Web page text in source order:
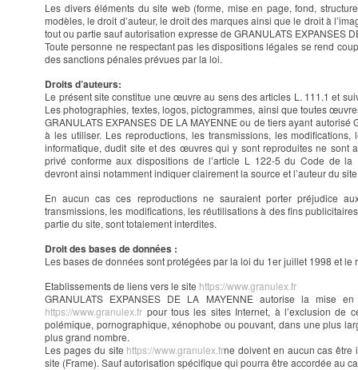
Les divers éléments du site web (forme, mise en page, fond,
modèles, le droit d’auteur, le droit des marques ainsi que le droit à
tout ou partie sauf autorisation expresse de GRANULATS EXPANSES
Toute personne ne respectant pas les dispositions légales se rend
des sanctions pénales prévues par la loi.
Droits d’auteurs:
Le présent site constitue une œuvre au sens des articles L. 111.1 et
Les photographies, textes, logos, pictogrammes, ainsi que toutes
GRANULATS EXPANSES DE LA MAYENNE ou de tiers ayant autorisé
à les utiliser. Les reproductions, les transmissions, les
informatique, dudit site et des œuvres qui y sont reproduites ne sont
privé conforme aux dispositions de l’article L 122-5 du Code de la
devront ainsi notamment indiquer clairement la source et l’auteur du
En aucun cas ces reproductions ne sauraient porter préjudice
transmissions, les modifications, les réutilisations à des fins
partie du site, sont totalement interdites.
Droit des bases de données :
Les bases de données sont protégées par la loi du 1er juillet 1998 et le
Etablissements de liens vers le site https://www.granulex.fr
GRANULATS EXPANSES DE LA MAYENNE autorise la mise
https://www.granulex.fr pour tous les sites Internet, à l’exclusion de
polémique, pornographique, xénophobe ou pouvant, dans une plus
plus grand nombre.
Les pages du site https://www.granulex.frne doivent en aucun cas être
site (Frame). Sauf autorisation spécifique qui pourra être accordée au